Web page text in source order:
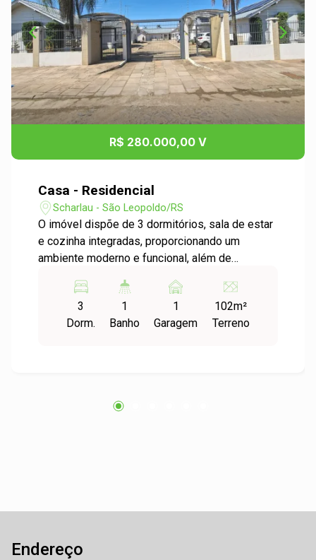
R$ 280.000,00 V
Casa - Residencial
Scharlau - São Leopoldo/RS
O imóvel dispõe de 3 dormitórios, sala de estar
e cozinha integradas, proporcionando um
ambiente moderno e funcional, além de
oferece uma excelente infraestrutura de lazer,
com churrasqueira, piscina, playground, além de
segurança com circuito fechado de TV,
3
Dorm.
1
Banho
1
Garagem
102m²
Terreno
Endereço